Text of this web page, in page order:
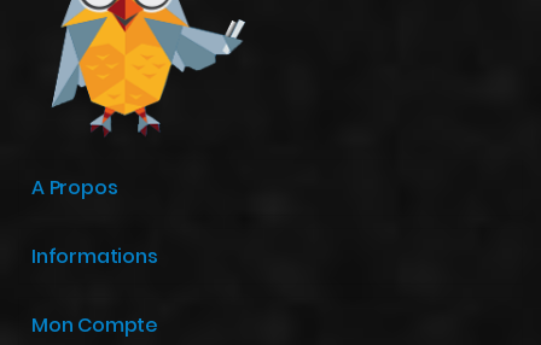
A Propos
Informations
Mon Compte